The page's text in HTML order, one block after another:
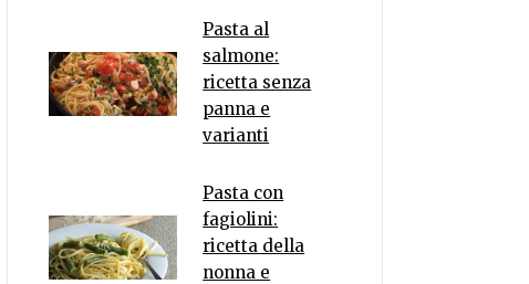
Pasta al
salmone:
ricetta senza
panna e
varianti
Pasta con
fagiolini:
ricetta della
nonna e